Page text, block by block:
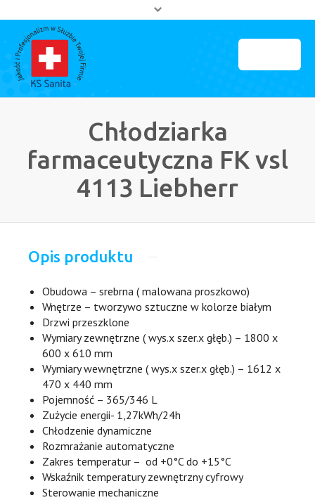
Strona główna
O firmie
Partnerzy
Kontakt
Chłodziarka
farmaceutyczna FK vsl
4113 Liebherr
Opis produktu
Obudowa – srebrna ( malowana proszkowo)
Wnętrze – tworzywo sztuczne w kolorze białym
Drzwi przeszklone
Wymiary zewnętrzne ( wys.x szer.x głęb.) – 1800 x
600 x 610 mm
Wymiary wewnętrzne ( wys.x szer.x głęb.) – 1612 x
470 x 440 mm
Pojemność – 365/346 L
Zużycie energii- 1,27kWh/24h
Chłodzenie dynamiczne
Rozmrażanie automatyczne
Zakres temperatur – od +0°C do +15°C
Wskaźnik temperatury zewnętrzny cyfrowy
Sterowanie mechaniczne